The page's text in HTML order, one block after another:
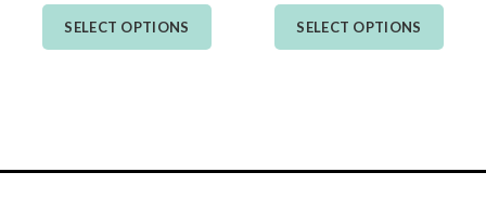
SELECT OPTIONS
SELECT OPTIONS